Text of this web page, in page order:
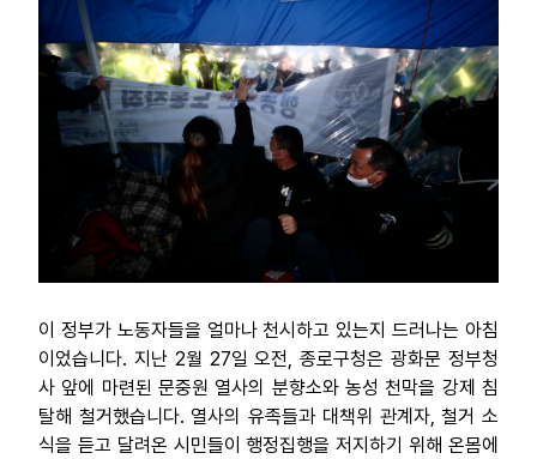
이 정부가 노동자들을 얼마나 천시하고 있는지 드러나는 아침
이었습니다. 지난 2월 27일 오전, 종로구청은 광화문 정부청
사 앞에 마련된 문중원 열사의 분향소와 농성 천막을 강제 침
탈해 철거했습니다. 열사의 유족들과 대책위 관계자, 철거 소
식을 듣고 달려온 시민들이 행정집행을 저지하기 위해 온몸에